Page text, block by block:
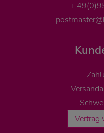
+
Vertrag